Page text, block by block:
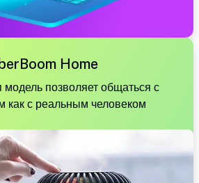
Home
модель позволяет общаться с
как с реальным человеком